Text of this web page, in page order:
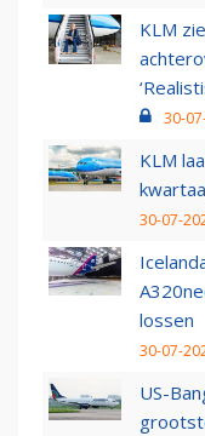
KLM
30-
KLM
30-07-
lossen
30-07-
US-